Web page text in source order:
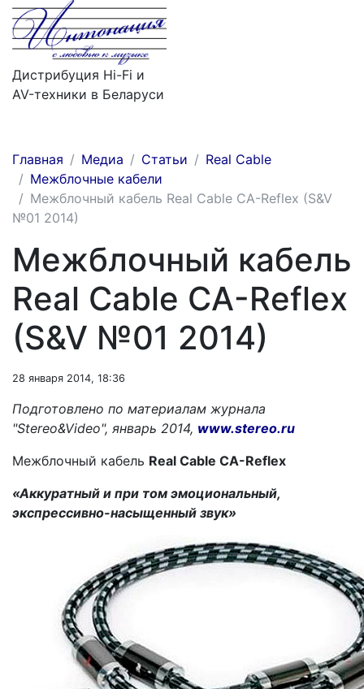
Дистрибуция Hi-Fi и
AV-техники в Беларуси
Главная Медиа Статьи
Real Cable
Межблочные кабели
Межблочный кабель Real Cable CA-Reflex (S&V
№01 2014)
Межблочный кабель
Real Cable CA-Reflex
(S&V №01 2014)
28 января 2014, 18:36
Подготовлено по материалам журнала
"Stereo&Video", январь 2014, www.stereo.ru
Межблочный кабель Real Cable CA-Reflex
«Аккуратный и при том эмоциональный,
экспрессивно-насыщенный звук»